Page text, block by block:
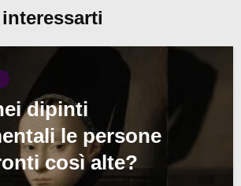
dipinti
le persone
così alte?